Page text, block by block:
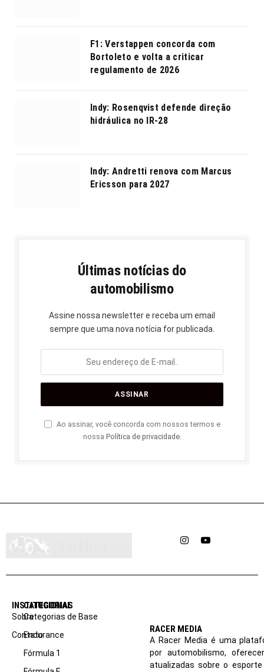
F1: Verstappen concorda com
Bortoleto e volta a criticar
regulamento de 2026
Indy: Rosenqvist defende direção
hidráulica no IR-28
Indy: Andretti renova com Marcus
Ericsson para 2027
Últimas notícias do
automobilismo
Assine nossa newsletter e receba um email
sempre que uma nova notícia for publicada.
Ao assinar, você concorda com nossos termos e
nossa Política de privacidade.
InstagramYouTube
INSTITUCIONAL
Sobre
Contato
CATEGORIAS
Categorias de Base
Endurance
Fórmula 1
RACER MEDIA
A Racer Media é uma
por automobilismo,
atualizadas sobre o